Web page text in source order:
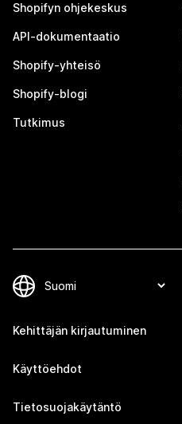
Shopifyn ohjekeskus
API-dokumentaatio
Shopify-yhteisö
Shopify-blogi
Tutkimus
Kehittäjän kirjautuminen
Käyttöehdot
Tietosuojakäytäntö